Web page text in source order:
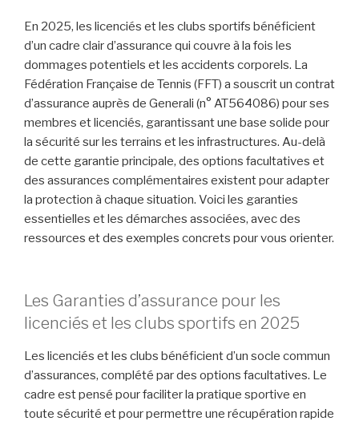
En 2025, les licenciés et les clubs sportifs bénéficient
d’un cadre clair d’assurance qui couvre à la fois les
dommages potentiels et les accidents corporels. La
Fédération Française de Tennis (FFT) a souscrit un contrat
d’assurance auprès de Generali (n° AT564086) pour ses
membres et licenciés, garantissant une base solide pour
la sécurité sur les terrains et les infrastructures. Au-delà
de cette garantie principale, des options facultatives et
des assurances complémentaires existent pour adapter
la protection à chaque situation. Voici les garanties
essentielles et les démarches associées, avec des
ressources et des exemples concrets pour vous orienter.
Les Garanties d’assurance pour les
licenciés et les clubs sportifs en 2025
Les licenciés et les clubs bénéficient d’un socle commun
d’assurances, complété par des options facultatives. Le
cadre est pensé pour faciliter la pratique sportive en
toute sécurité et pour permettre une récupération rapide